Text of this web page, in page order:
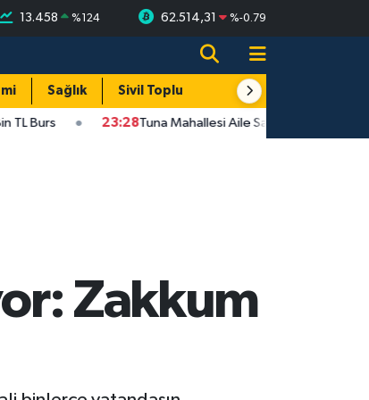
13.458 %124 62.514,31 %-0.79
Sağlık Sivil Toplum Turizm
Burs 23:28Tuna Mahallesi Aile Sağlığı Merkezi
Zakkum